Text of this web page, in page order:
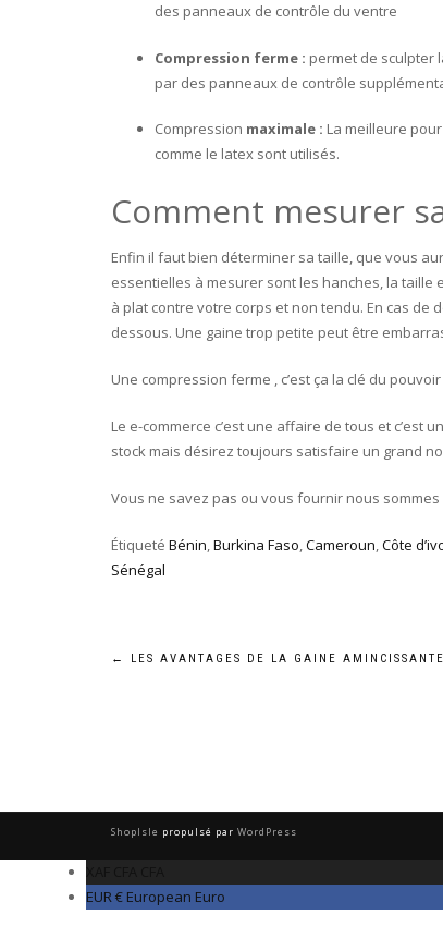
des panneaux de contrôle du ventre
Compression ferme : permet de sculpter
par des panneaux de contrôle
Compression maximale : La meilleure
comme le latex sont utilisés.
Comment mesurer
Enfin il faut bien déterminer sa taille, que vous
essentielles à mesurer sont les hanches, la taille
à plat contre votre corps et non tendu. En cas
dessous. Une gaine trop petite peut être
Une compression ferme , c’est ça la clé du
Le e-commerce c’est une affaire de tous et c’est
stock mais désirez toujours satisfaire un grand
Vous ne savez pas ou vous fournir nous
Étiqueté Bénin,Burkina Faso,Cameroun,Côte
Sénégal
← LES AVANTAGES DE LA GAINE AMINCISSANTE
ShopIsle propulsé par WordPress
EUR € European Euro